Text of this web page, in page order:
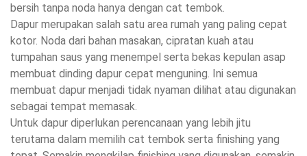
bersih tanpa noda hanya dengan cat tembok.
Dapur merupakan salah satu area rumah yang paling cepat
kotor. Noda dari bahan masakan, cipratan kuah atau
tumpahan saus yang menempel serta bekas kepulan asap
membuat dinding dapur cepat menguning. Ini semua
membuat dapur menjadi tidak nyaman dilihat atau digunakan
sebagai tempat memasak.
Untuk dapur diperlukan perencanaan yang lebih jitu
terutama dalam memilih cat tembok serta finishing yang